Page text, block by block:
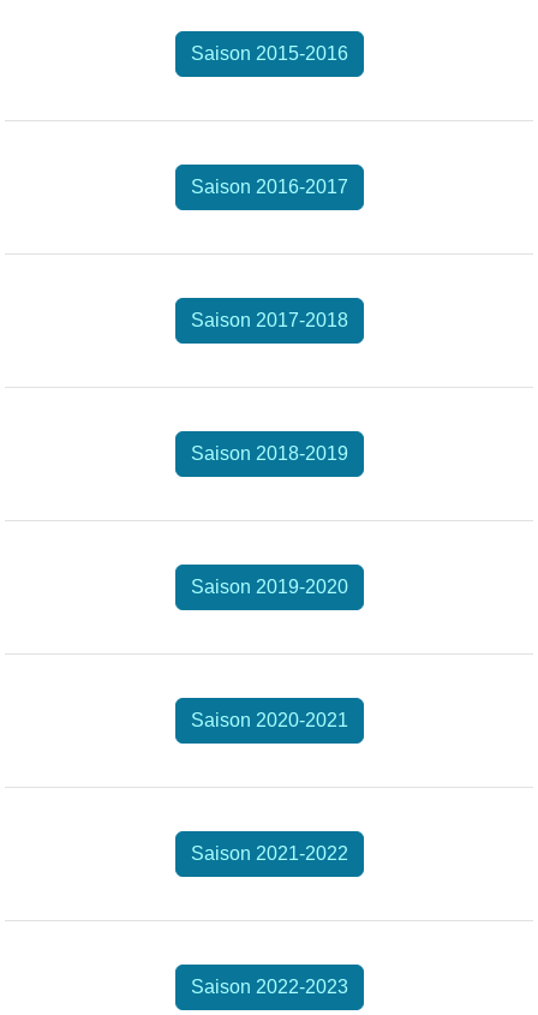
Saison 2015-2016
Saison 2016-2017
Saison 2017-2018
Saison 2018-2019
Saison 2019-2020
Saison 2020-2021
Saison 2021-2022
Saison 2022-2023